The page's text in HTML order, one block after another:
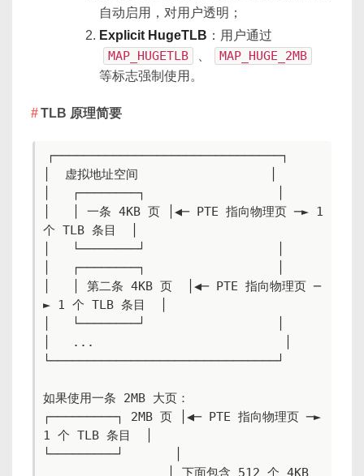
自动启用，对用户透明；
Explicit HugeTLB ：用户通过
MAP_HUGETLB MAP_HUGE_2MB
等标志强制使用。
TLB 原理简要
┌───────────────────────────────┐
│  虚拟地址空间                  │
│   ┌────────┐                  │
│   │ 一条 4KB 页 │◀─ PTE 指向物理页 ─► 1
个 TLB 条目  │
│   └────────┘                  │
│   ┌────────┐                  │
│   │ 第二条 4KB 页  │◀─ PTE 指向物理页 ─
► 1 个 TLB 条目  │
│   └────────┘                  │
│   ...                          │
└───────────────────────────────┘
如果使用一条 2MB 大页：
┌─────────┐ 2MB 页 │◀─ PTE 指向物理页 ─►
1 个 TLB 条目  │
└─────────┘       │